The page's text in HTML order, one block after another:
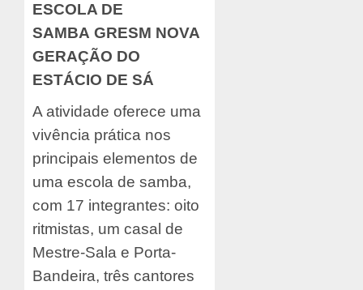
ESCOLA DE
SAMBA GRESM NOVA
GERAÇÃO DO
ESTÁCIO DE SÁ
A atividade oferece uma
vivência prática nos
principais elementos de
uma escola de samba,
com 17 integrantes: oito
ritmistas, um casal de
Mestre-Sala e Porta-
Bandeira, três cantores